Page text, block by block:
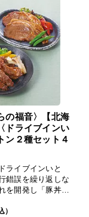
の福音〉【北海
ドライブインい
ン２種セット４
ライブインいと
錯誤を繰り返しな
を開発し「豚丼名
ロースと中落カル
）